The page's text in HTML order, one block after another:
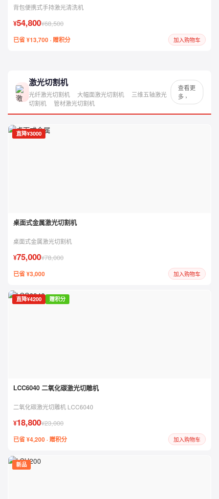
背包便携式手持激光清洗机
¥54,800¥68,500
已省 ¥13,700 · 赠积分 加入购物车
激光切割机
光纤激光切割机 大幅面激光切割机
三维五轴激光
切割机
管材激光切割机
查看更
多 ›
直降¥3000
桌面式金属激光切割机
桌面式金属激光切割机
¥75,000¥78,000
已省 ¥3,000 加入购物车
直降¥4200 赠积分
LCC6040 二氧化碳激光切雕机
二氧化碳激光切雕机 LCC6040
¥18,800¥23,000
已省 ¥4,200 · 赠积分 加入购物车
新品